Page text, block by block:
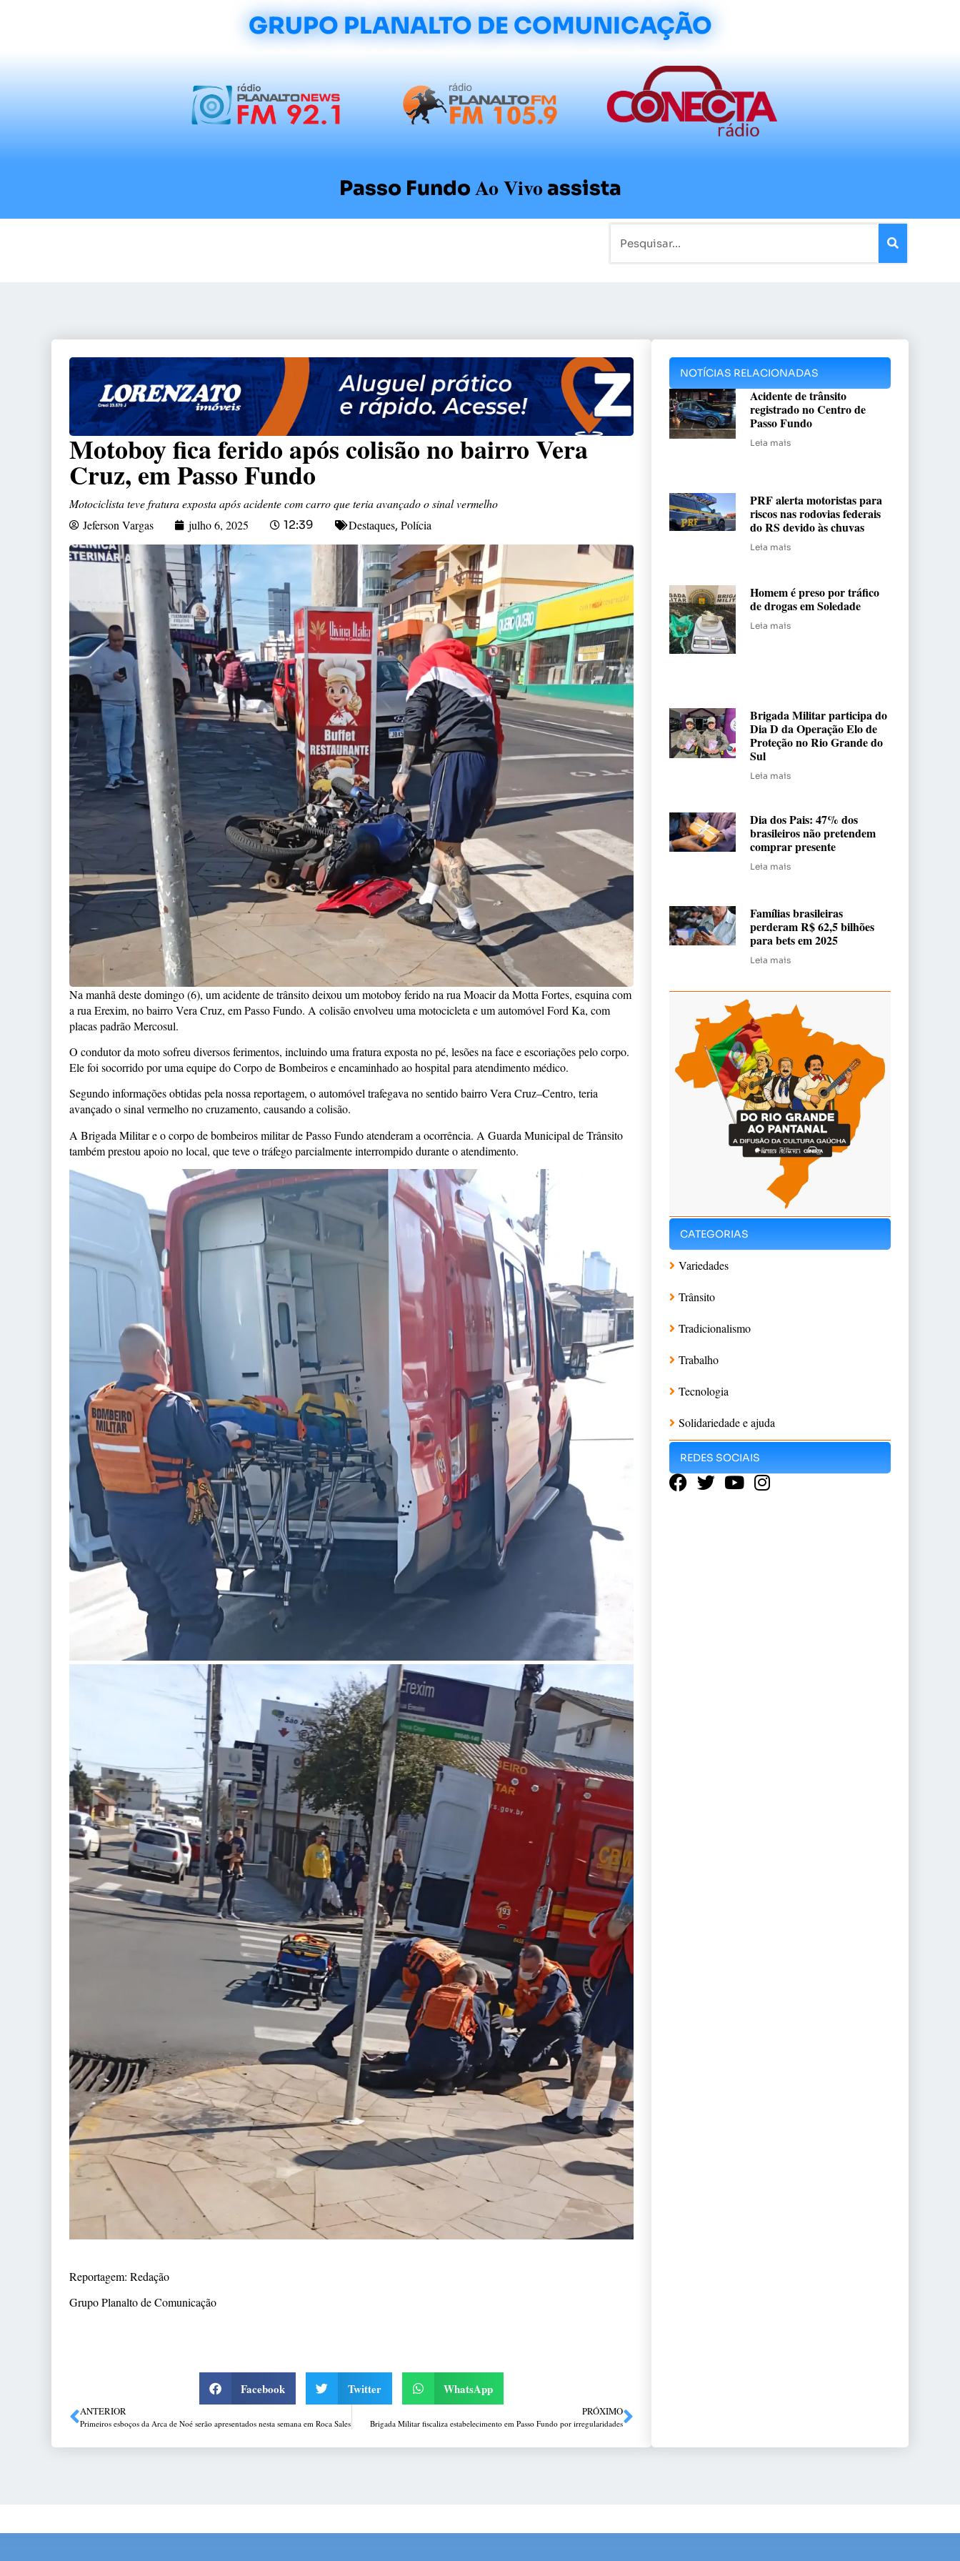
GRUPO PLANALTO DE COMUNICAÇÃO
Passo FundoAo Vivoassista
Motoboy fica ferido após colisão no bairro Vera
Cruz, em Passo Fundo
Motociclista teve fratura exposta após acidente com carro que teria avançado o sinal vermelho
Jeferson Vargas
julho 6, 2025 12:39 Destaques, Polícia
Na manhã deste domingo (6), um acidente de trânsito deixou um motoboy ferido na rua Moacir da Motta Fortes, esquina com
a rua Erexim, no bairro Vera Cruz, em Passo Fundo. A colisão envolveu uma motocicleta e um automóvel Ford Ka, com
placas padrão Mercosul.
O condutor da moto sofreu diversos ferimentos, incluindo uma fratura exposta no pé, lesões na face e escoriações pelo corpo.
Ele foi socorrido por uma equipe do Corpo de Bombeiros e encaminhado ao hospital para atendimento médico.
Segundo informações obtidas pela nossa reportagem, o automóvel trafegava no sentido bairro Vera Cruz–Centro, teria
avançado o sinal vermelho no cruzamento, causando a colisão.
A Brigada Militar e o corpo de bombeiros militar de Passo Fundo atenderam a ocorrência. A Guarda Municipal de Trânsito
também prestou apoio no local, que teve o tráfego parcialmente interrompido durante o atendimento.
Reportagem: Redação
Grupo Planalto de Comunicação
Facebook Twitter WhatsApp
ANTERIOR
Primeiros esboços da Arca de Noé serão apresentados nesta semana em Roca Sales
PRÓXIMO
Brigada Militar fiscaliza estabelecimento em Passo Fundo por irregularidades
NOTÍCIAS RELACIONADAS
Acidente de trânsito
registrado no Centro de
Passo Fundo
Leia mais
PRF alerta motoristas para
riscos nas rodovias federais
do RS devido às chuvas
Leia mais
Homem é preso por tráfico
de drogas em Soledade
Leia mais
Brigada Militar participa do
Dia D da Operação Elo de
Proteção no Rio Grande do
Sul
Leia mais
Dia dos Pais: 47% dos
brasileiros não pretendem
comprar presente
Leia mais
Famílias brasileiras
perderam R$ 62,5 bilhões
para bets em 2025
Leia mais
CATEGORIAS
Variedades
Trânsito
Tradicionalismo
Trabalho
Tecnologia
Solidariedade e ajuda
REDES SOCIAIS